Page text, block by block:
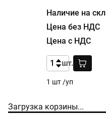
1 шт /уп
шт.
Загрузка корзины...